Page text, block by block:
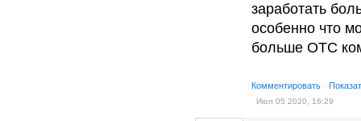
заработать
особенно что
больше OTC
Комментировать ·
Июл 05 2020, 16:29